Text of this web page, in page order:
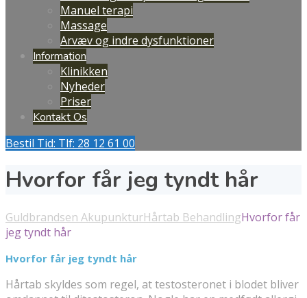
Manuel terapi
Massage
Arvæv og indre dysfunktioner
Information
Klinikken
Nyheder
Priser
Kontakt Os
Bestil Tid: Tlf: 28 12 61 00
Hvorfor får jeg tyndt hår
Guldbrandsen AkupunkturHårtab BehandlingHvorfor får
jeg tyndt hår
Hvorfor får jeg tyndt hår
Hårtab skyldes som regel, at testosteronet i blodet bliver